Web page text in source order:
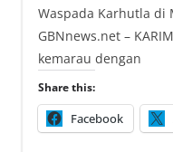
Waspada Karhutla di
GBNnews.net –
kemarau dengan
Share this:
Facebook